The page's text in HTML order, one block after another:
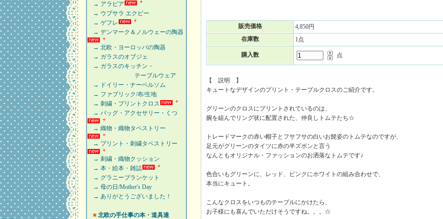
→ アラビア
→ ウプサラ エクビー
→ ゲフレ
→ デンマーク＆ノルウェーの陶器
→ 北欧・ヨーロッパの陶器
→ ガラスのオブジェ
→ ガラスのキッチン・
テーブルウェア
→ ドイリー・ナーベルソム
→ ファブリック/布/生地
→ 刺繍・プリントクロス
→ バッグ・アクセサリー・くつ
→ 織物・織物タペストリー
→ プリント・刺繍タペストリー
→ 刺繍・織物クッション
→ 本・絵本・雑誌
→ グラニーブランケット
→ 母の日/Mother's Day
→ ありがとうございました！
■ 北欧の手仕事の本・道具達
販売価格
4,850円
在庫数
1点
購入数 点
【 説明 】
キュートなデザインのプリント・テーブルクロスのご紹介です。
グリーンのクロスにプリントされているのは、
腕を組んでリング状に配置された、仲良しトムテたち☆
トレードマークの赤い帽子とフサフサの白いお髭姿のトムテなのですが、
足元がグリーンのタイツに赤の半ズボンと言う
なんともオリジナル・ファッションのお洒落なトムテです♪
色合いもグリーンに、レッド、ピンクにホワイトの組み合わせで、
本当にキュート。
こんなクロスをいつものテーブルにかけたら、
お子様にも喜んでいただけそうですね。。。☆